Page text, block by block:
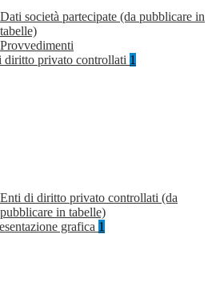
Dati società partecipate (da pubblicare in
tabelle)
Provvedimenti
diritto privato controllati 1
Enti di diritto privato controllati (da
pubblicare in tabelle)
grafica 1